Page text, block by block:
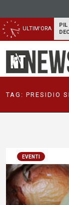
ULTIM'ORA
PIL
TAG: PRESIDIO
EVENTI